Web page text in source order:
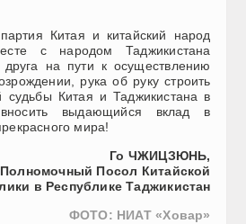
Китая и китайский народ
с народом Таджикистана
друга на пути к осуществлению
рука об руку строить
судьбы Китая и Таджикистана в
выдающийся вклад в
мира!
Го ЧЖИЦЗЮНЬ,
Посол Китайской
в Республике Таджикистан
ФОТО: НИАТ «Ховар»